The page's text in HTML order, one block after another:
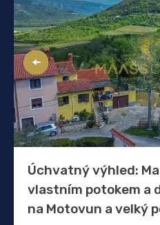
Úchvatný výhled:
vlastním potokem a
na Motovun a velký